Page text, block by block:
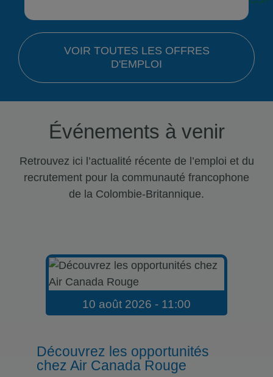
VOIR TOUTES LES OFFRES
D'EMPLOI
Événements à venir
Retrouvez ici l’actualité récente de l’emploi et du
recrutement pour la communauté francophone
de la Colombie-Britannique.
10 août 2026 - 11:00
Découvrez les opportunités
chez Air Canada Rouge